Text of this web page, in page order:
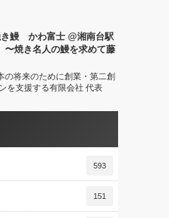
鰻 かわ富士 @湘南台駅
焼き名人の鰻を求めて藤
の将来のために創業・第二創
を支援する有限会社 代表
593
151